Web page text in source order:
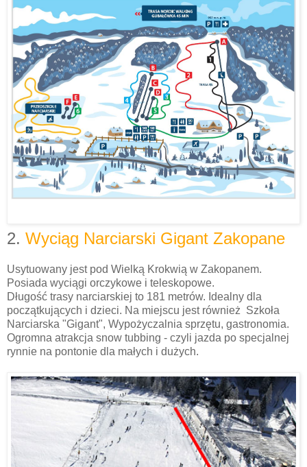
2. Wyciąg Narciarski Gigant Zakopane
Usytuowany jest pod Wielką Krokwią w Zakopanem.
Posiada wyciągi orczykowe i teleskopowe.
Długość trasy narciarskiej to 181 metrów. Idealny dla
początkujących i dzieci. Na miejscu jest również Szkoła
Narciarska "Gigant", Wypożyczalnia sprzętu, gastronomia.
Ogromna atrakcja snow tubbing - czyli jazda po specjalnej
rynnie na pontonie dla małych i dużych.